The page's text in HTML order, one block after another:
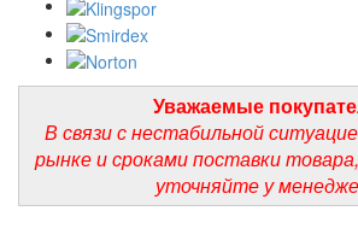
Уважаемые
В связи с нестабильной
рынке и сроками поставки
уточняйте у